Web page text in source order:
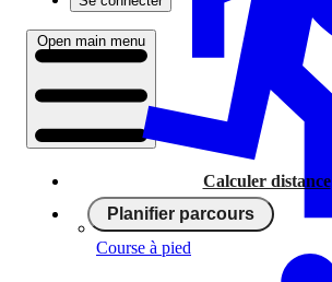
Open main menu
Calculer distance
Planifier parcours
Course à pied